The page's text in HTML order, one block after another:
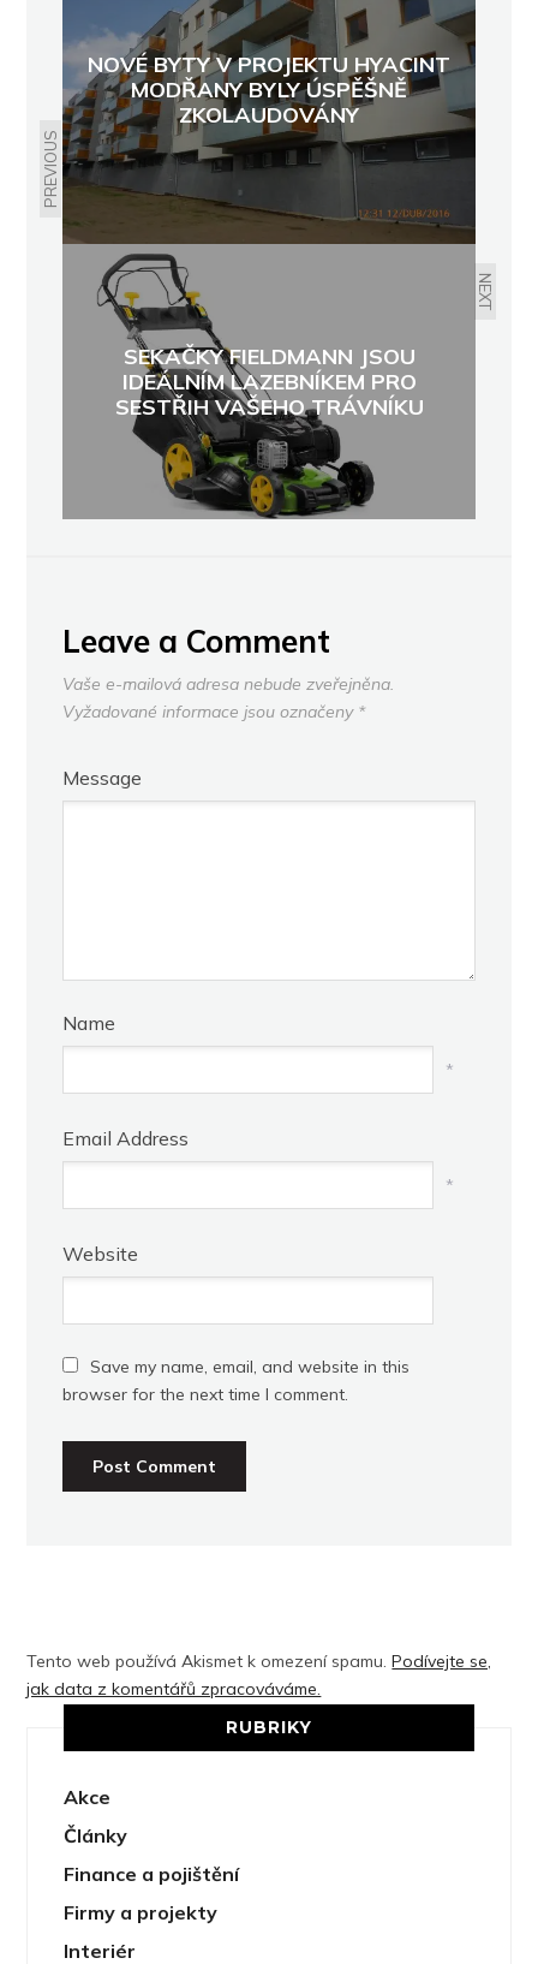
PREVIOUS
NOVÉ BYTY V PROJEKTU HYACINT
MODŘANY BYLY ÚSPĚŠNĚ
ZKOLAUDOVÁNY
NEXT
SEKAČKY FIELDMANN JSOU
IDEÁLNÍM LAZEBNÍKEM PRO
SESTŘIH VAŠEHO TRÁVNÍKU
Leave a Comment
Vaše e-mailová adresa nebude zveřejněna.
Vyžadované informace jsou označeny *
Message
Name
*
Email Address
*
Website
Save my name, email, and website in this
browser for the next time I comment.
Tento web používá Akismet k omezení spamu.Podívejte se,
jak data z komentářů zpracováváme.
RUBRIKY
Akce
Články
Finance a pojištění
Firmy a projekty
Interiér